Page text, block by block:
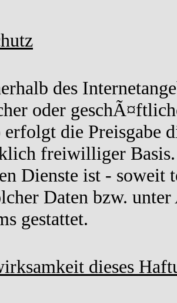
des
oder
erfolgt die Preisgabe
freiwilliger Basis.
Dienste ist -
Daten bzw.
gestattet.
dieses